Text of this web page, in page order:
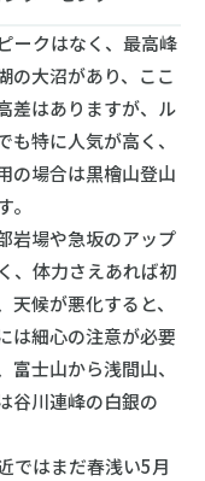
ークはなく、最高峰
の大沼があり、ここ
差はありますが、ル
特に人気が高く、
の場合は黒檜山登山
岩場や急坂のアップ
、体力さえあれば初
候が悪化すると、
は細心の注意が必要
士山から浅間山、
谷川連峰の白銀の
ではまだ春浅い5月